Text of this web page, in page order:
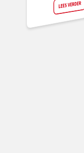
LEES VERDER